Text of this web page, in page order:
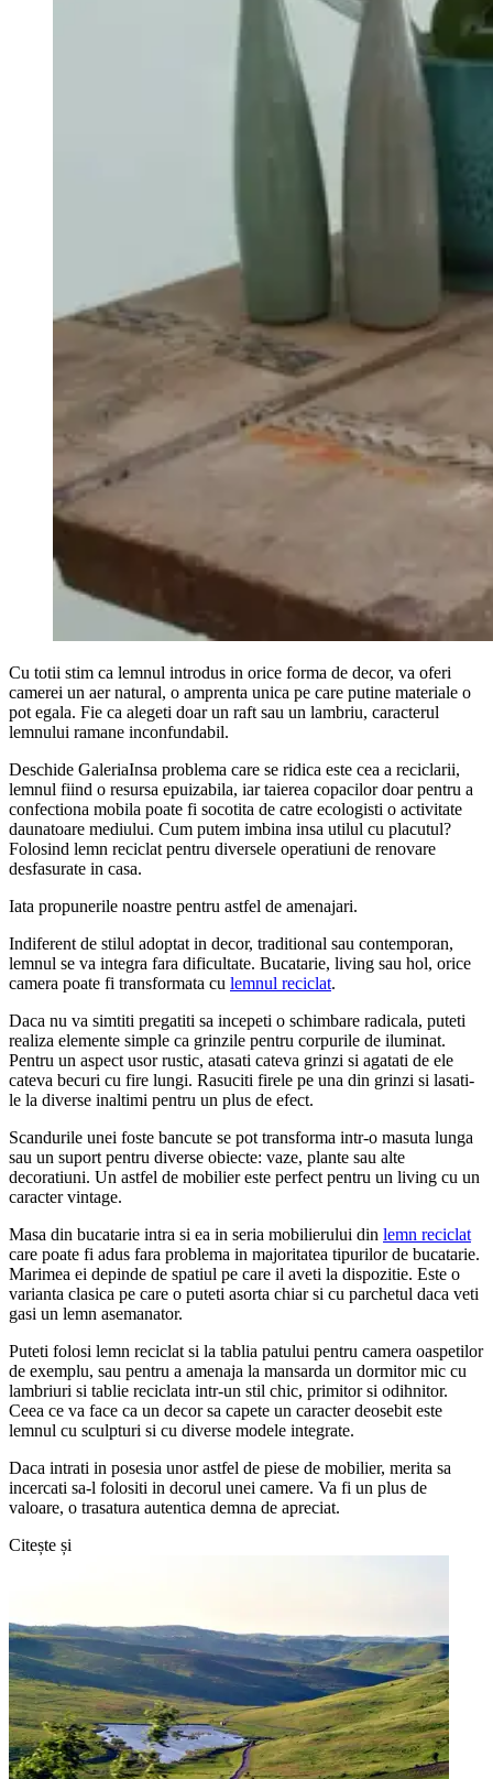
Cu totii stim ca lemnul introdus in orice forma de decor, va oferi
camerei un aer natural, o amprenta unica pe care putine materiale o
pot egala. Fie ca alegeti doar un raft sau un lambriu, caracterul
lemnului ramane inconfundabil.
Deschide GaleriaInsa problema care se ridica este cea a reciclarii,
lemnul fiind o resursa epuizabila, iar taierea copacilor doar pentru a
confectiona mobila poate fi socotita de catre ecologisti o activitate
daunatoare mediului. Cum putem imbina insa utilul cu placutul?
Folosind lemn reciclat pentru diversele operatiuni de renovare
desfasurate in casa.
Iata propunerile noastre pentru astfel de amenajari.
Indiferent de stilul adoptat in decor, traditional sau contemporan,
lemnul se va integra fara dificultate. Bucatarie, living sau hol, orice
camera poate fi transformata cu lemnul reciclat.
Daca nu va simtiti pregatiti sa incepeti o schimbare radicala, puteti
realiza elemente simple ca grinzile pentru corpurile de iluminat.
Pentru un aspect usor rustic, atasati cateva grinzi si agatati de ele
cateva becuri cu fire lungi. Rasuciti firele pe una din grinzi si lasati-
le la diverse inaltimi pentru un plus de efect.
Scandurile unei foste bancute se pot transforma intr-o masuta lunga
sau un suport pentru diverse obiecte: vaze, plante sau alte
decoratiuni. Un astfel de mobilier este perfect pentru un living cu un
caracter vintage.
Masa din bucatarie intra si ea in seria mobilierului din lemn reciclat
care poate fi adus fara problema in majoritatea tipurilor de bucatarie.
Marimea ei depinde de spatiul pe care il aveti la dispozitie. Este o
varianta clasica pe care o puteti asorta chiar si cu parchetul daca veti
gasi un lemn asemanator.
Puteti folosi lemn reciclat si la tablia patului pentru camera oaspetilor
de exemplu, sau pentru a amenaja la mansarda un dormitor mic cu
lambriuri si tablie reciclata intr-un stil chic, primitor si odihnitor.
Ceea ce va face ca un decor sa capete un caracter deosebit este
lemnul cu sculpturi si cu diverse modele integrate.
Daca intrati in posesia unor astfel de piese de mobilier, merita sa
incercati sa-l folositi in decorul unei camere. Va fi un plus de
valoare, o trasatura autentica demna de apreciat.
Citește și